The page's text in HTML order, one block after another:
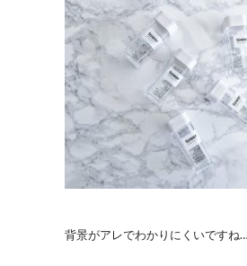
背景がアレでわかりにくいですね